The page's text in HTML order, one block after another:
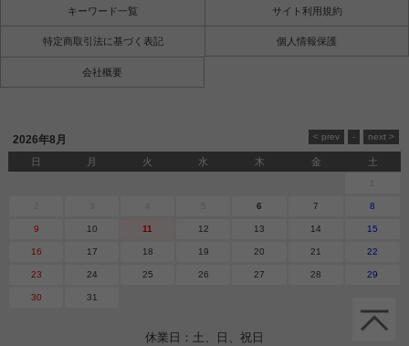
キーワード一覧 サイト利用規約
特定商取引法に基づく表記 個人情報保護
会社概要
2026年8月
日 月 火 水 木 金 土
6 7 8
9 10 11 12 13 14 15
16 17 18 19 20 21 22
23 24 25 26 27 28 29
30 31
休業日：土、日、祝日